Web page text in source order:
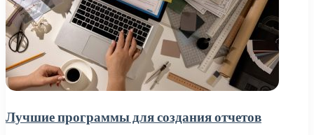
Лучшие программы для создания отчетов